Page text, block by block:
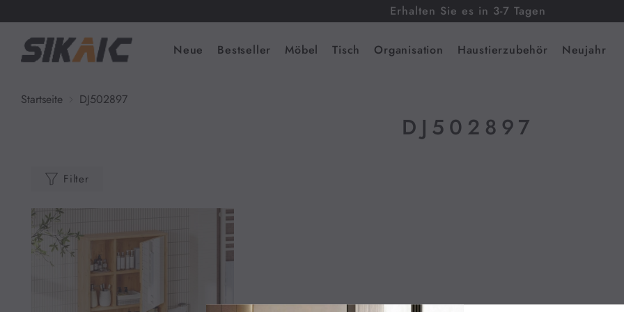
Erhalten Sie es in 3-7 Tagen
Neue Bestseller Möbel Tisch Organisation Haustierzubehör Neujahr
Startseite DJ502897
DJ502897
Filter
Kategorien